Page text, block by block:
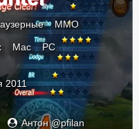
ММО
Mac PC
2011
Антон @pfilan